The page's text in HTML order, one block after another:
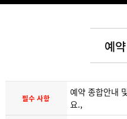
예
필수 사항
예약 종합안내
요.,